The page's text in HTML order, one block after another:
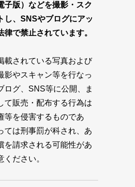
子版）などを撮影・スク
し、SNSやブログにアッ
律で禁止されています。
載されている写真および
影やスキャン等を行なっ
ログ、SNS等に公開、ま
て販売・配布する行為は
等を侵害するものであ
ては刑事罰が科され、あ
を請求される可能性があ
ください。